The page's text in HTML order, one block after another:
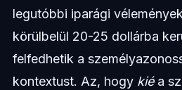
legutóbbi iparági
körülbelül 20-25 dollárba
felfedhetik a
kontextust. Az, hogy kiéa